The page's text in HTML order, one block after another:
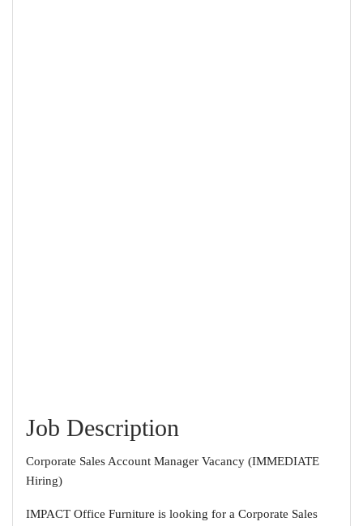
Job Description
Corporate Sales Account Manager Vacancy (IMMEDIATE
Hiring)
IMPACT Office Furniture is looking for a Corporate Sales